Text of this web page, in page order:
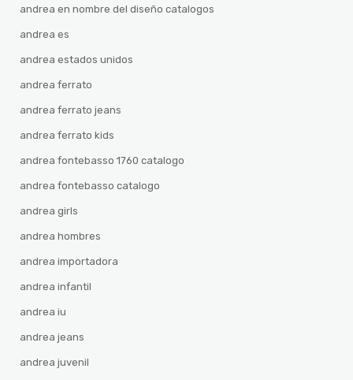
andrea en nombre del diseño catalogos
andrea es
andrea estados unidos
andrea ferrato
andrea ferrato jeans
andrea ferrato kids
andrea fontebasso 1760 catalogo
andrea fontebasso catalogo
andrea girls
andrea hombres
andrea importadora
andrea infantil
andrea iu
andrea jeans
andrea juvenil